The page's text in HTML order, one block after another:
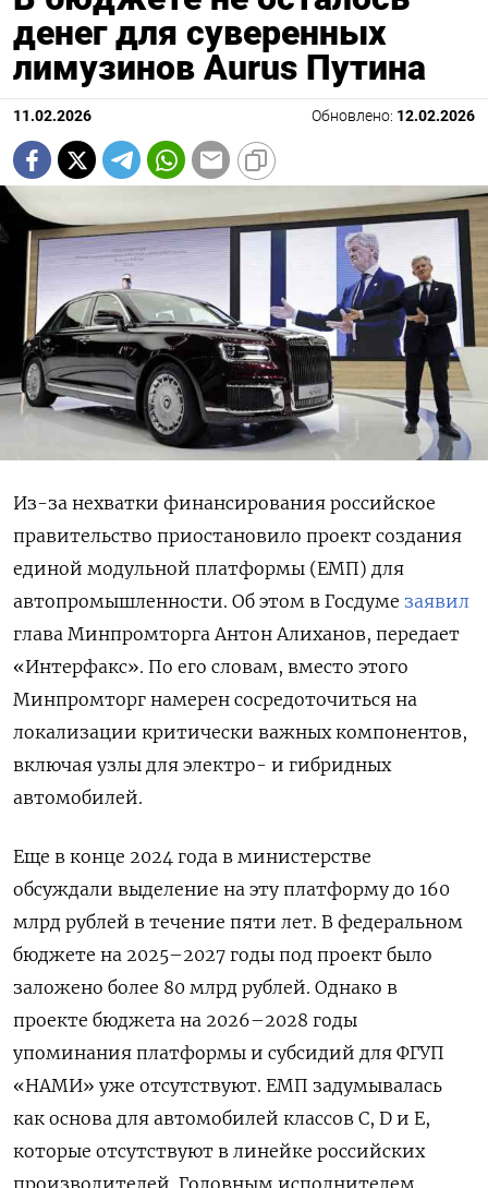
денег для суверенных
лимузинов Aurus Путина
11.02.2026 Обновлено: 12.02.2026
Из-за нехватки финансирования российское
правительство приостановило проект создания
единой модульной платформы (ЕМП) для
автопромышленности. Об этом в Госдуме заявил
глава Минпромторга Антон Алиханов, передает
«Интерфакс». По его словам, вместо этого
Минпромторг намерен сосредоточиться на
локализации критически важных компонентов,
включая узлы для электро- и гибридных
автомобилей.
Еще в конце 2024 года в министерстве
обсуждали выделение на эту платформу до 160
млрд рублей в течение пяти лет. В федеральном
бюджете на 2025–2027 годы под проект было
заложено более 80 млрд рублей. Однако в
проекте бюджета на 2026–2028 годы
упоминания платформы и субсидий для ФГУП
«НАМИ» уже отсутствуют. ЕМП задумывалась
как основа для автомобилей классов C, D и E,
которые отсутствуют в линейке российских